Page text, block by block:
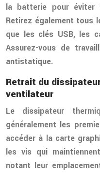
la batterie pour éviter
Retirez également tous
que les clés USB, les
Assurez-vous de
antistatique.
Retrait du
ventilateur
Le dissipateur
généralement les
accéder à la carte
les vis qui
notant leur